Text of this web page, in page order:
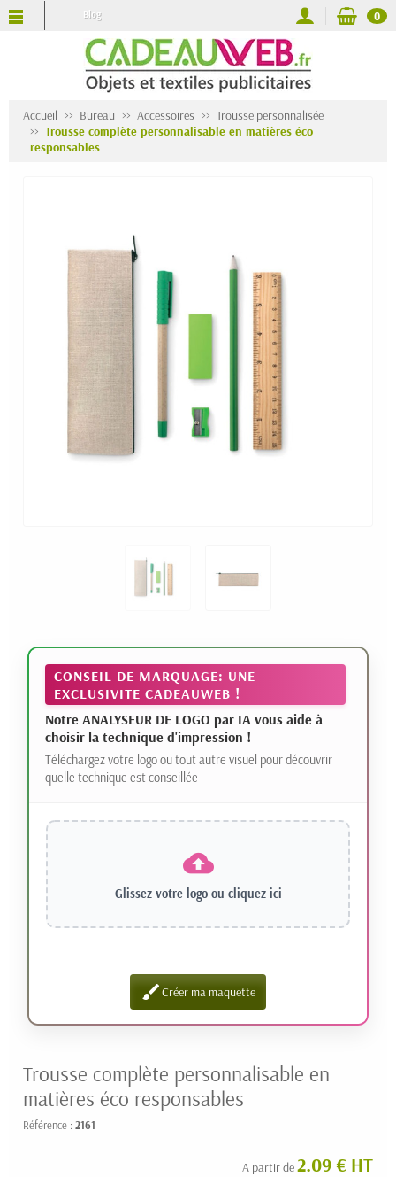
Blog 0
Accueil Bureau Accessoires
Trousse personnalisée
Trousse complète personnalisable en matières éco
responsables
CONSEIL DE MARQUAGE: UNE
EXCLUSIVITE CADEAUWEB !
Notre ANALYSEUR DE LOGO par IA vous aide à
choisir la technique d'impression !
Téléchargez votre logo ou tout autre visuel pour découvrir
quelle technique est conseillée
Glissez votre logo ou cliquez ici
brushCréer ma maquette
Trousse complète personnalisable en
matières éco responsables
Référence : 2161
A partir de2.09 € HT